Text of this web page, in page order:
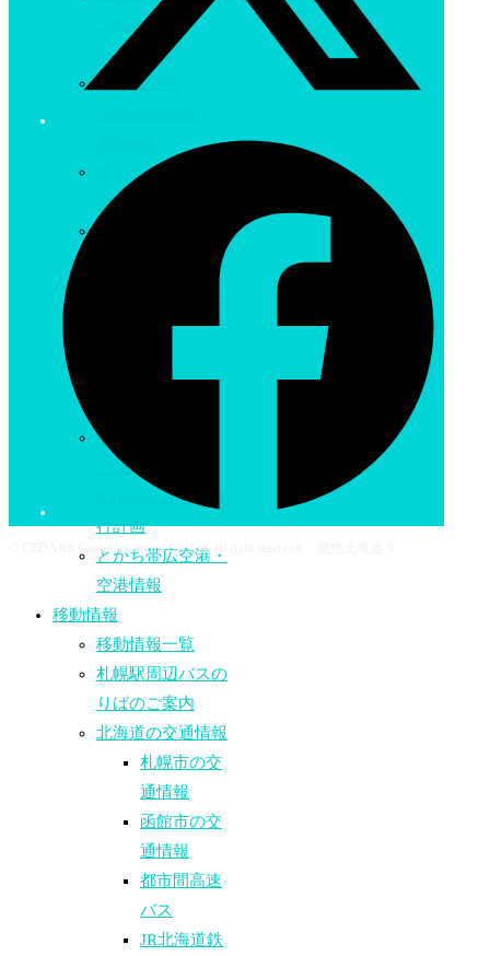
（Asahikawa
Airport）
女満別空港
オホーツク紋別空
港・空港情報
中標津空港エリア
北海道帯広空港
（Obihiro
Airport）からの旅
行計画
とかち帯広空港・
空港情報
移動情報
移動情報一覧
札幌駅周辺バスの
りばのご案内
北海道の交通情報
札幌市の交
通情報
函館市の交
通情報
都市間高速
バス
JR北海道鉄
© CEDARS Communications Co.,Ltd. all right reserved. 悠悠北海道 ®